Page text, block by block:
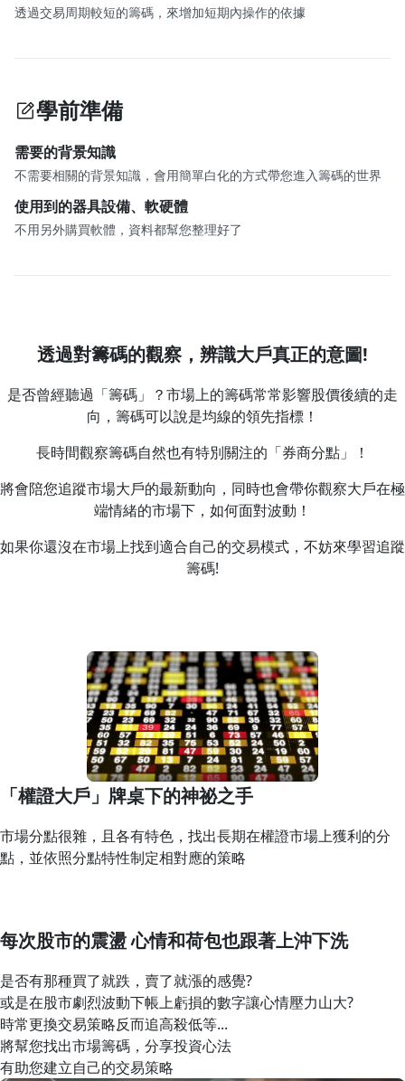
透過交易周期較短的籌碼，來增加短期內操作的依據
學前準備
需要的背景知識
不需要相關的背景知識，會用簡單白化的方式帶您進入籌碼的世界
使用到的器具設備、軟硬體
不用另外購買軟體，資料都幫您整理好了
透過對籌碼的觀察，辨識大戶真正的意圖!
是否曾經聽過「籌碼」？市場上的籌碼常常影響股價後續的走
向，籌碼可以說是均線的領先指標！
長時間觀察籌碼自然也有特別關注的「券商分點」！
將會陪您追蹤市場大戶的最新動向，同時也會帶你觀察大戶在極
端情緒的市場下，如何面對波動！
如果你還沒在市場上找到適合自己的交易模式，不妨來學習追蹤
籌碼!
「權證大戶」牌桌下的神祕之手
市場分點很雜，且各有特色，找出長期在權證市場上獲利的分
點，並依照分點特性制定相對應的策略
每次股市的震盪 心情和荷包也跟著上沖下洗
是否有那種買了就跌，賣了就漲的感覺?
或是在股市劇烈波動下帳上虧損的數字讓心情壓力山大?
時常更換交易策略反而追高殺低等...
將幫您找出市場籌碼，分享投資心法
有助您建立自己的交易策略